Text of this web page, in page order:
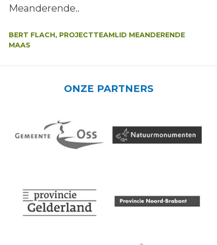
Meanderende..
BERT FLACH, PROJECTTEAMLID MEANDERENDE
MAAS
ONZE PARTNERS